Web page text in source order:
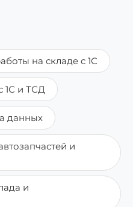
на складе с 1С
1С и ТСД
данных
и
и